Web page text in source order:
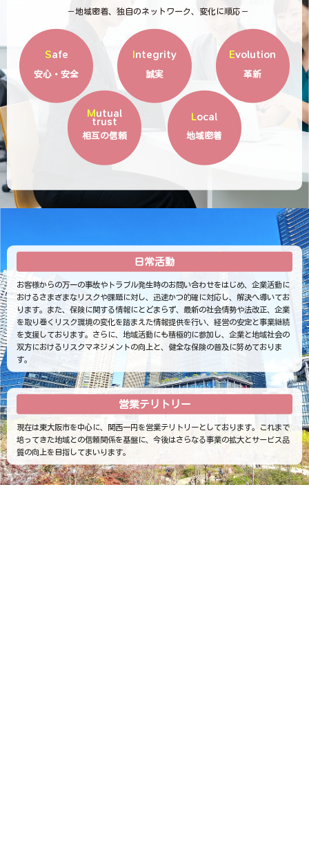
－地域密着、独自のネットワーク、変化に順応－
Safe
安心・安全
Mutual
trust
相互の信頼
Integrity
誠実
Local
地域密着
Evolution
革新
日常活動
お客様からの万一の事故やトラブル発生時のお問い合わせをはじめ、企業活動に
おけるさまざまなリスクや課題に対し、迅速かつ的確に対応し、解決へ導いてお
ります。また、保険に関する情報にとどまらず、最新の社会情勢や法改正、企業
を取り巻くリスク環境の変化を踏まえた情報提供を行い、経営の安定と事業継続
を支援しております。さらに、地域活動にも積極的に参加し、企業と地域社会の
双方におけるリスクマネジメントの向上と、健全な保険の普及に努めておりま
す。
営業テリトリー
現在は東大阪市を中心に、関西一円を営業テリトリーとしております。これまで
培ってきた地域との信頼関係を基盤に、今後はさらなる事業の拡大とサービス品
質の向上を目指してまいります。